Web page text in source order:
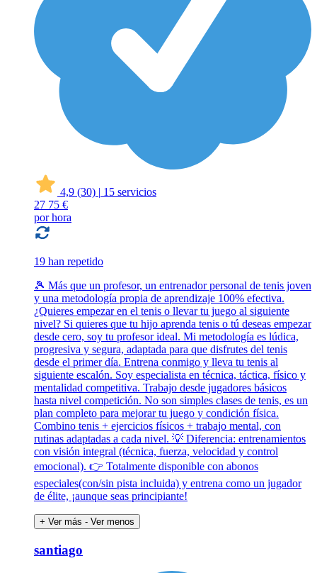
4,9 (30) | 15 servicios
27 75 €
por hora
19 han repetido
🎾 Más que un profesor, un entrenador personal de tenis joven
y una metodología propia de aprendizaje 100% efectiva.
¿Quieres empezar en el tenis o llevar tu juego al siguiente
nivel? Si quieres que tu hijo aprenda tenis o tú deseas empezar
desde cero, soy tu profesor ideal. Mi metodología es lúdica,
progresiva y segura, adaptada para que disfrutes del tenis
desde el primer día. Entrena conmigo y lleva tu tenis al
siguiente escalón. Soy especialista en técnica, táctica, físico y
mentalidad competitiva. Trabajo desde jugadores básicos
hasta nivel competición. No son simples clases de tenis, es un
plan completo para mejorar tu juego y condición física.
Combino tenis + ejercicios físicos + trabajo mental, con
rutinas adaptadas a cada nivel. 💡 Diferencia: entrenamientos
con visión integral (técnica, fuerza, velocidad y control
emocional). 👉 Totalmente disponible con abonos
especiales(con/sin pista incluida) y entrena como un jugador
de élite, ¡aunque seas principiante!
+ Ver más - Ver menos
santiago